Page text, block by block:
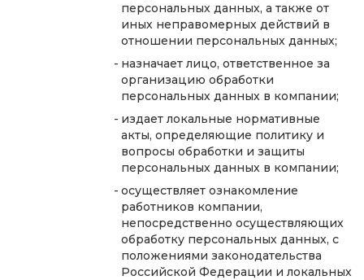
персональных данных, а также от
иных неправомерных действий в
отношении персональных данных;
назначает лицо, ответственное за
организацию обработки
персональных данных в компании;
издает локальные нормативные
акты, определяющие политику и
вопросы обработки и защиты
персональных данных в компании;
осуществляет ознакомление
работников компании,
непосредственно осуществляющих
обработку персональных данных, с
положениями законодательства
Российской Федерации и локальных